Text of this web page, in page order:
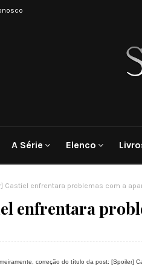
A Série Elenco
Castiel enfrentara problemas com a
enfrentara
correção do título da post: [Spoiler]